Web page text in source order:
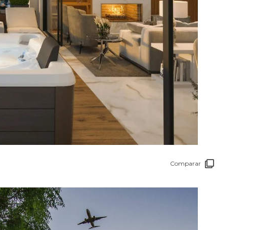
Comparar